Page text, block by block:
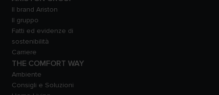
Il brand Ariston
Il gruppo
Fatti ed evidenze di
sostenibilità
Carriere
THE COMFORT WAY
Ambiente
Consigli e Soluzioni